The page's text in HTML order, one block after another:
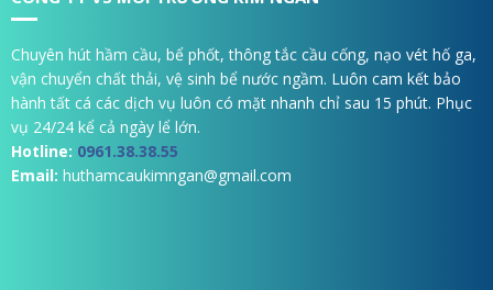
Chuyên hút hầm cầu, bể phốt, thông tắc cầu cống, nạo vét hố ga,
vận chuyển chất thải, vệ sinh bể nước ngầm. Luôn cam kết bảo
hành tất cá các dịch vụ luôn có mặt nhanh chỉ sau 15 phút. Phục
vụ 24/24 kể cả ngày lể lớn.
Hotline: 0961.38.38.55
Email: huthamcaukimngan@gmail.com